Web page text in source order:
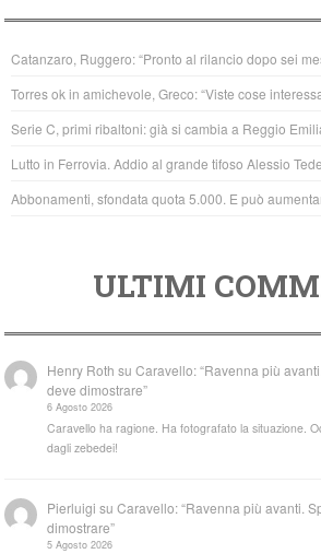
e
b
o
o
k
er s
A
p
p
Catanzaro, Ruggero: “Pronto al rilancio dopo sei
Torres ok in amichevole, Greco: “Viste cose
Serie C, primi ribaltoni: già si cambia a Reggio
Lutto in Ferrovia. Addio al grande tifoso Alessio
Abbonamenti, sfondata quota 5.000. E può
ULTIMI
Henry Roth suCaravello: “Ravenna più
deve dimostrare”
6 Agosto 2026
Caravello ha ragione. Ha fotografato la situazione.
dagli zebedei!
Pierluigi suCaravello: “Ravenna più avanti.
dimostrare”
5 Agosto 2026